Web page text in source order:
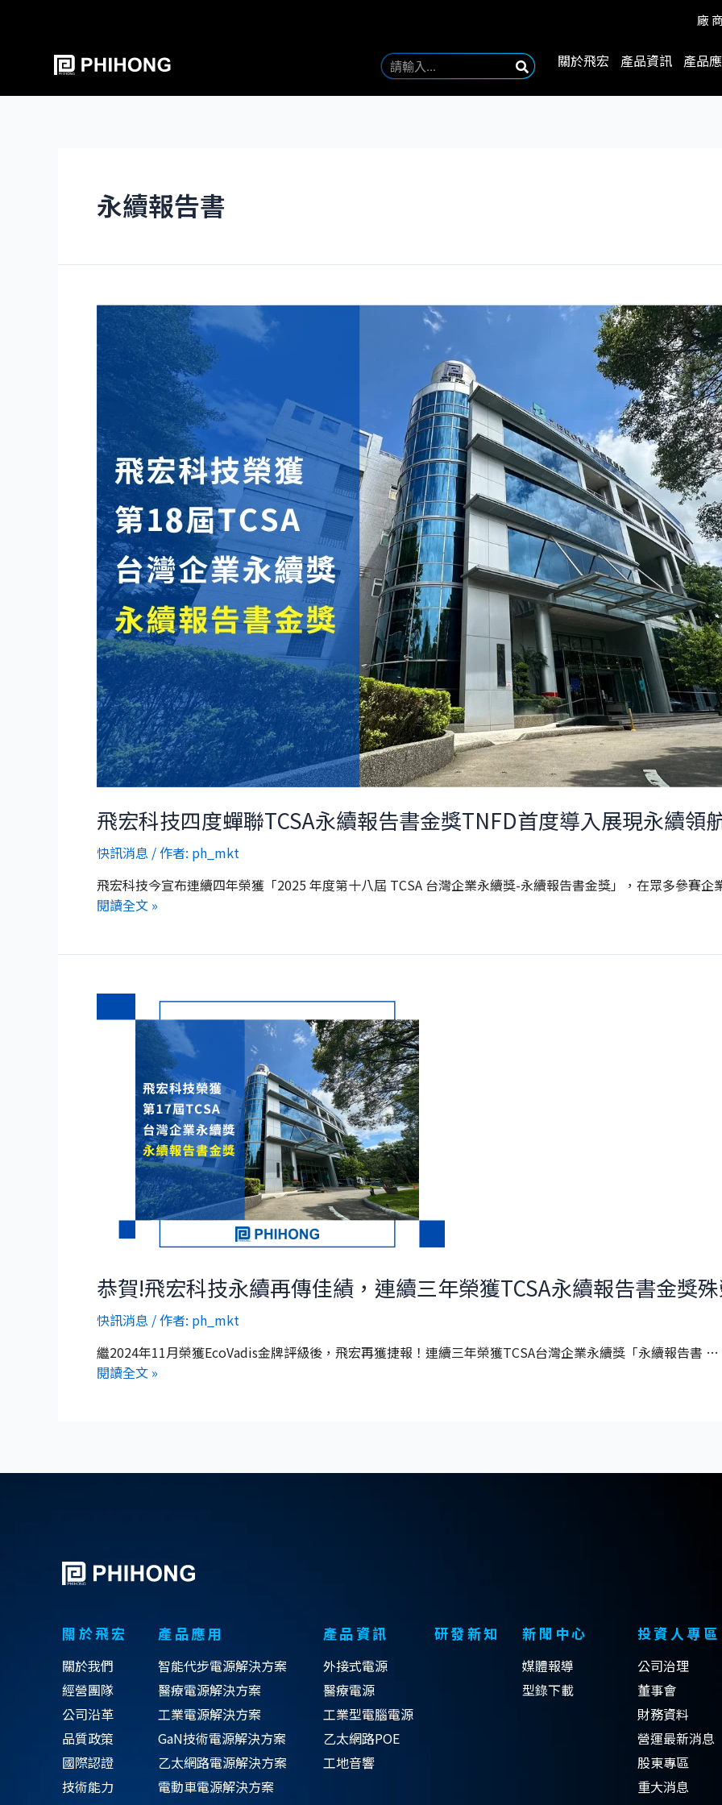
廠
關於飛宏 產品資訊 產品
永續報告書
飛宏科技四度蟬聯TCSA永續報告書金獎TNFD首度導入展現永續領
快訊消息 / 作者: ph_mkt
飛宏科技今宣布連續四年榮獲「2025 年度第十八屆 TCSA 台灣企業永續獎-永續報告書金獎」，在眾多參賽
閱讀全文 »
恭賀!飛宏科技永續再傳佳績，連續三年榮獲TCSA永續報告書金獎
快訊消息 / 作者: ph_mkt
繼2024年11月榮獲EcoVadis金牌評級後，飛宏再獲捷報！連續三年榮獲TCSA台灣企業永續獎「永續報告書 …
閱讀全文 »
關於飛宏
關於我們
經營團隊
公司沿革
品質政策
國際認證
技術能力
產品應用
智能代步電源解決方案
醫療電源解決方案
工業電源解決方案
GaN技術電源解決方案
乙太網路電源解決方案
電動車電源解決方案
產品資訊
外接式電源
醫療電源
工業型電腦電源
乙太網路POE
工地音響
研發新知 新聞中心
媒體報導
型錄下載
投資人專區
公司治理
董事會
財務資料
營運最新消息
股東專區
重大消息